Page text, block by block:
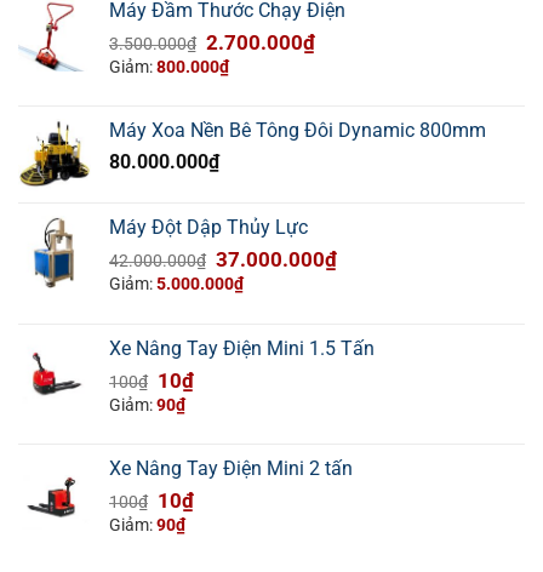
Máy Đầm Thước Chạy Điện
3.500.000₫ Giá
gốc
3.500.000₫.
2.700.000₫Giá
là:
2.700.000₫.
Giảm:800.000₫
Máy Xoa Nền Bê Tông Đôi Dynamic 800mm
80.000.000₫
Máy Đột Dập Thủy Lực
42.000.000₫ Giá
gốc
42.000.000₫.
37.000.000₫Giá
37.000.000₫.
Giảm:5.000.000₫
Xe Nâng Tay Điện Mini 1.5 Tấn
100₫ Giá
gốc
10₫Giá
10₫.
Giảm:90₫
Xe Nâng Tay Điện Mini 2 tấn
100₫ Giá
gốc
10₫Giá
Giảm:90₫